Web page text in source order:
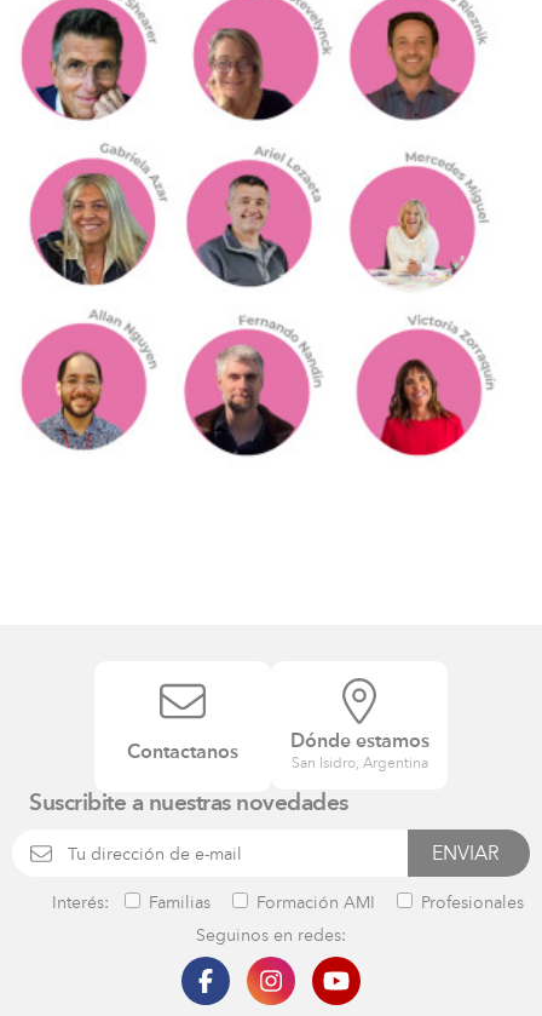
Contactanos
Dónde estamos
San Isidro, Argentina
Suscribite a nuestras novedades
Interés: Familias Formación AMI
Profesionales
Seguinos en redes: